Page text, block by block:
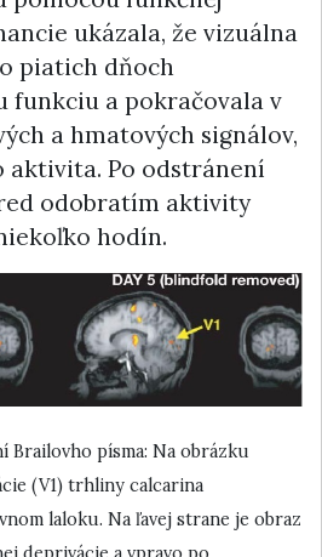
ukázala, že vizuálna
piatich dňoch
funkciu a pokračovala v
a hmatových signálov,
aktivita. Po odstránení
odobratím aktivity
hodín.
písma: Na obrázku
(V1) trhliny calcarina
laloku. Na ľavej strane je obraz